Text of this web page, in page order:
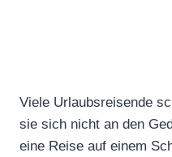
Viele Urlaubsreisende
sie sich nicht an den
eine Reise auf einem